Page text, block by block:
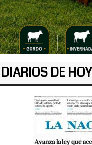
DIARIOS DE HOY